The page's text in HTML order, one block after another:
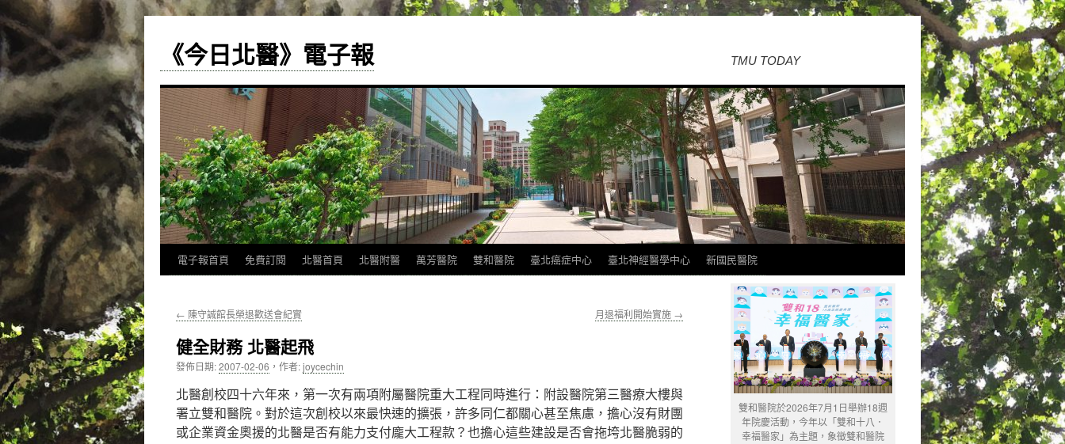
《今日北醫》電子報 TMU TODAY
跳
主
要
容
電子報首頁 免費訂閱 北醫首頁 北醫附醫 萬芳醫院 雙和醫院 臺北癌症中心 臺北神經醫學中心 新國民醫院
← 陳守誠館長榮退歡送會紀實 月退福利開始實施 →
健全財務 北醫起飛
發佈日期:2007-02-06 ， 作者:joycechin
北醫創校四十六年來，第一次有兩項附屬醫院重大工程同時進行：附設醫院第三醫療大樓與
署立雙和醫院。對於這次創校以來最快速的擴張，許多同仁都關心甚至焦慮，擔心沒有財團
或企業資金奧援的北醫是否有能力支付龐大工程款？也擔心這些建設是否會拖垮北醫脆弱的
雙和醫院於2026年7月1日舉辦18週
年院慶活動，今年以「雙和十八．
幸福醫家」為主題，象徵雙和醫院